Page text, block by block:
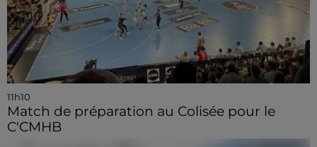
11h10
Match de préparation au Colisée pour le
C'CMHB